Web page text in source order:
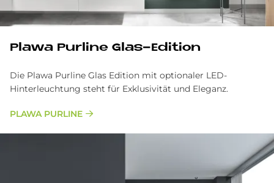
Pla­wa Pur­line Glas-Edi­ti­on
Die Plawa Purline Glas Edition mit optionaler LED-
Hinterleuchtung steht für Exklusivität und Eleganz.
PLAWA PURLINE